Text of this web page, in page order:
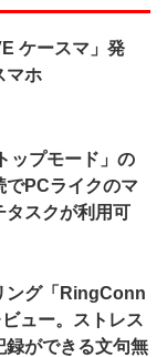
ケースマ」発
マホ
ップモード」の
でPCライクのマ
タスクが利用可
ング「RingConn
ュー。ストレス
録ができる文句無